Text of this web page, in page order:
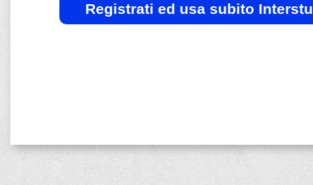
Registrati ed usa subito